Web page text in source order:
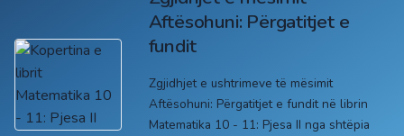
Aftësohuni: Përgatitjet e
fundit
Zgjidhjet e ushtrimeve të mësimit
Aftësohuni: Përgatitjet e fundit në librin
Matematika 10 - 11: Pjesa II nga shtëpia